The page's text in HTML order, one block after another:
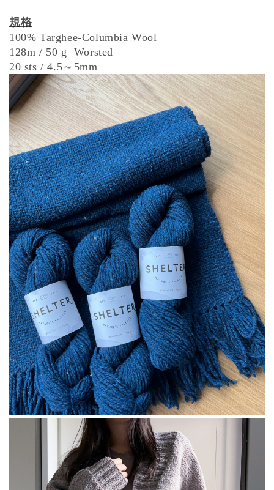
規格
100% Targhee-Columbia Wool
128m / 50 g Worsted
20 sts / 4.5～ 5mm